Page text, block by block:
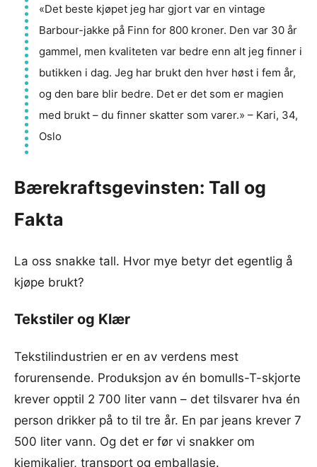
«Det beste kjøpet jeg har gjort var en vintage
Barbour-jakke på Finn for 800 kroner. Den var 30 år
gammel, men kvaliteten var bedre enn alt jeg finner i
butikken i dag. Jeg har brukt den hver høst i fem år,
og den bare blir bedre. Det er det som er magien
med brukt – du finner skatter som varer.» – Kari, 34,
Oslo
Bærekraftsgevinsten: Tall og
Fakta
La oss snakke tall. Hvor mye betyr det egentlig å
kjøpe brukt?
Tekstiler og Klær
Tekstilindustrien er en av verdens mest
forurensende. Produksjon av én bomulls-T-skjorte
krever opptil 2 700 liter vann – det tilsvarer hva én
person drikker på to til tre år. En par jeans krever 7
500 liter vann. Og det er før vi snakker om
kjemikalier, transport og emballasje.